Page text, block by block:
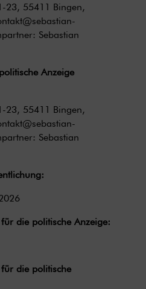
23, 55411 Bingen,
Sebastian
Anzeige
23, 55411 Bingen,
Sebastian
die politische Anzeige:
die politische